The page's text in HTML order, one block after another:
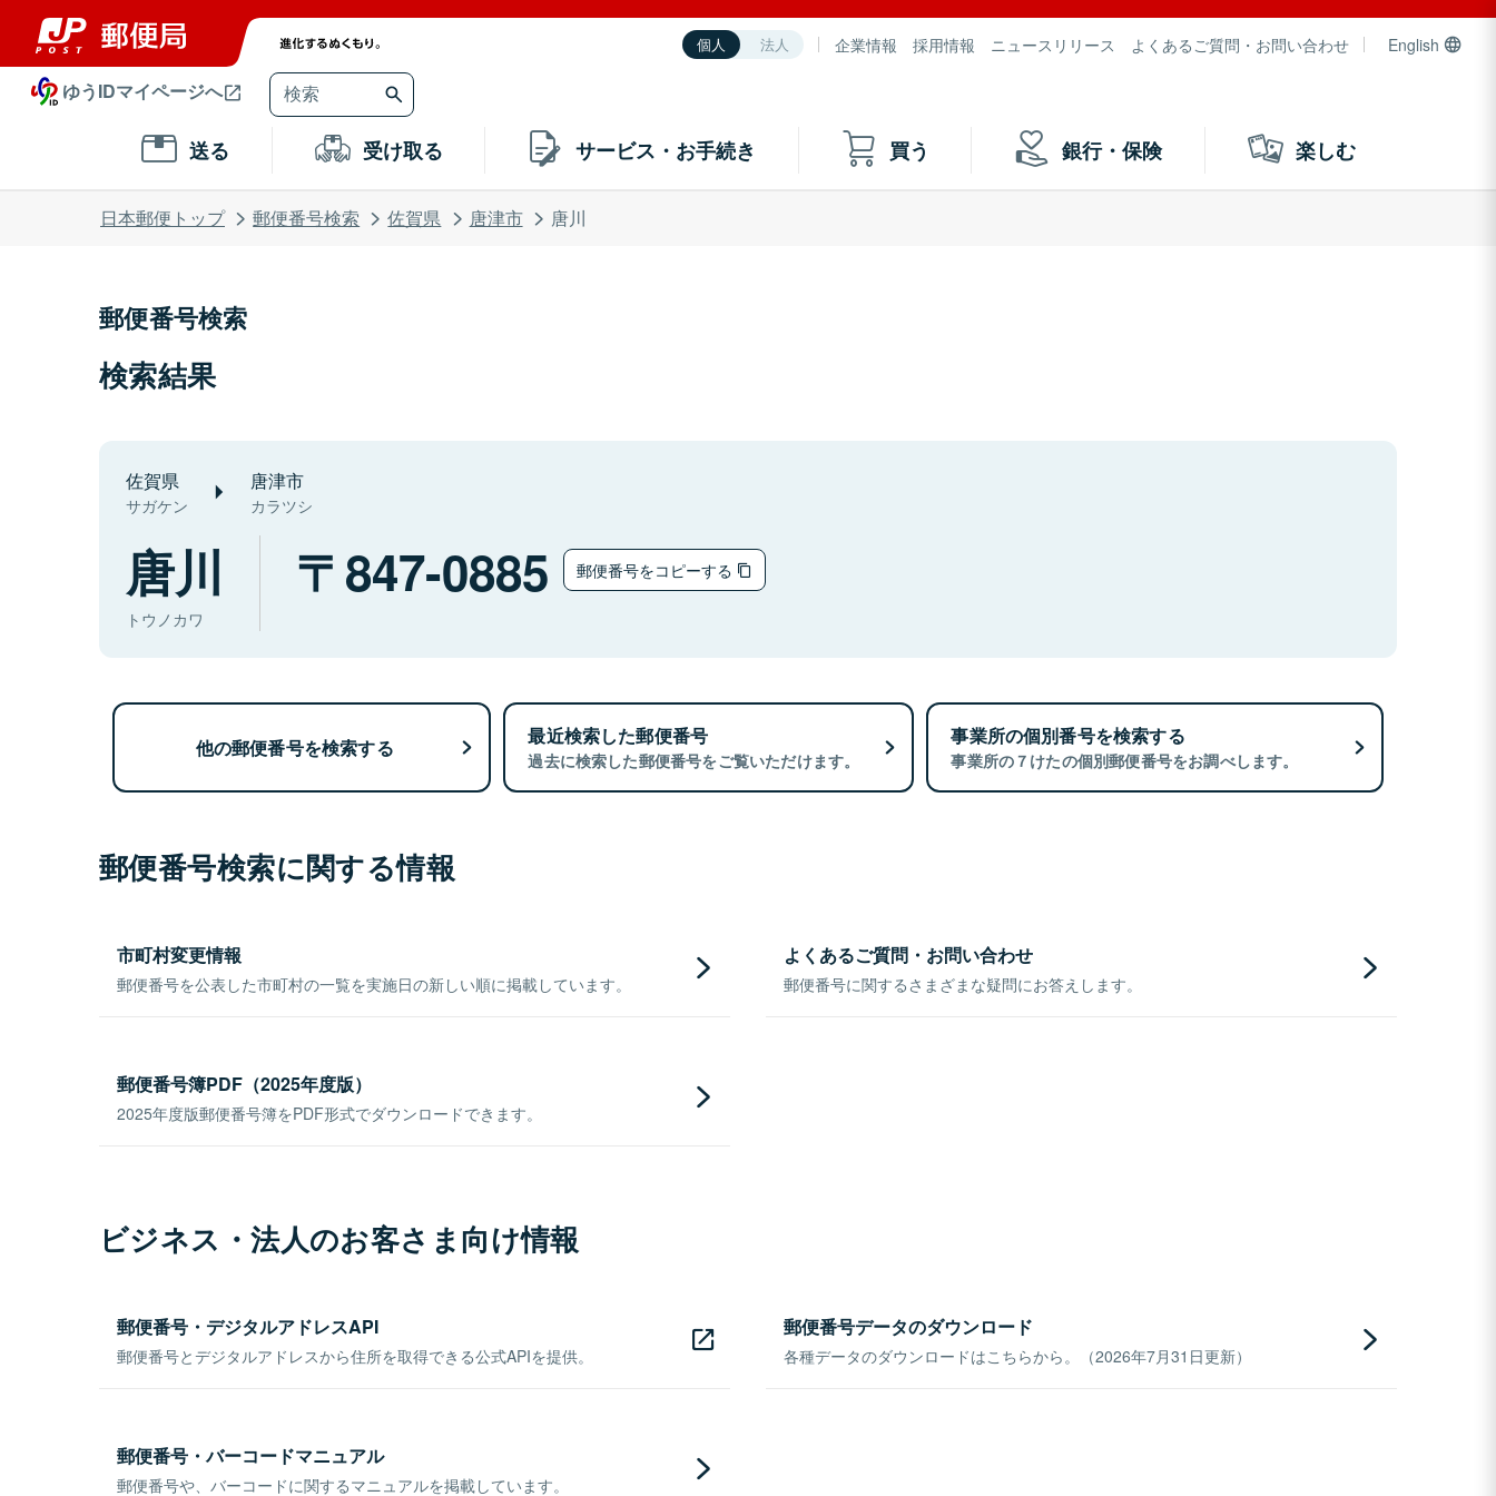
個人 法人 企業情報 採用情報 ニュースリリース よくあるご質問・お問い合わせ English
ゆうIDマイページへ
送る 受け取る サービス・お手続き 買う 銀行・保険 楽しむ
日本郵便トップ 郵便番号検索 佐賀県 唐津市 唐川
郵便番号検索
検索結果
佐賀県
サガケン
唐津市
カラツシ
唐川
トウノカワ
847-0885 郵便番号をコピーする
他の郵便番号を検索する 最近検索した郵便番号
過去に検索した郵便番号をご覧いただけます。
事業所の個別番号を検索する
事業所の７けたの個別郵便番号をお調べします。
郵便番号検索に関する情報
市町村変更情報
郵便番号を公表した市町村の一覧を実施日の新しい順に掲載しています。
よくあるご質問・お問い合わせ
郵便番号に関するさまざまな疑問にお答えします。
郵便番号簿PDF（2025年度版）
2025年度版郵便番号簿をPDF形式でダウンロードできます。
ビジネス・法人のお客さま向け情報
郵便番号・デジタルアドレスAPI
郵便番号とデジタルアドレスから住所を取得できる公式APIを提供。
郵便番号データのダウンロード
各種データのダウンロードはこちらから。（2026年7月31日更新）
郵便番号・バーコードマニュアル
郵便番号や、バーコードに関するマニュアルを掲載しています。